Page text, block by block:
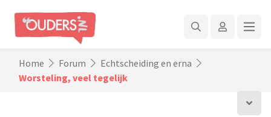
Home Forum
Echtscheiding en erna
Worsteling, veel tegelijk